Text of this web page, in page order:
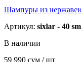
Шампуры из
Артикул: sixlar - 40 sm
В наличии
59 990 сум / шт